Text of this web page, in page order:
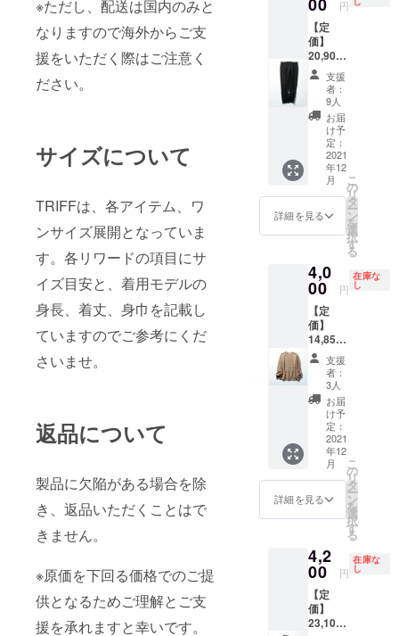
※ただし、配送は国内のみと
なりますので海外からご支
援をいただく際はご注意く
ださい。
サイズについて
TRIFFは、各アイテム、ワ
ンサイズ展開となっていま
す。各リワードの項目にサ
イズ目安と、着用モデルの
身長、着丈、身巾を記載し
ていますのでご参考にくだ
さいませ。
返品について
製品に欠陥がある場合を除
き、返品いただくことはで
きません。
※原価を下回る価格でのご提
供となるためご理解とご支
援を承れますと幸いです。
あるカ
ラーが
特徴。
薄手な
ので、
コート
やジャ
ケット
のイン
ナーと
しても
都合よ
く、長
いシー
しめ
る。シ
ほど、
こだわ
りを
持って
選びた
いとい
う方
に。
沢な気
持ちに
包まれ
る」、
そんな
表現が
似合う
ハイ
ゲージ
ニッ
ト。目
の詰
まった
生地な
らでは
深みの
あるカ
ラーが
特徴。
薄手な
ので、
コート
やジャ
ケット
のイン
ナーと
しても
都合よ
く、長
いシー
しめ
る。シ
ほど、
こだわ
りを
持って
選びた
いとい
パカ
35％、
ウール
32％、
ナイロ
27％、
ポリウ
レタン
6％ ・
生産国
MADE
CHINA
・モデ
「"それ
貸し
て”と言
われる
ニッ
ト」を
テーマ
に、男
女で
シェア
できる
絶妙な
シル
エット
を目指
した一
枚。上
惜しみ
なく使
用し、
適度な
厚みが
ありな
円
【定
価】
20,900
円（税
込）
【アイ
テム説
明】 ・
サイズ
M：ウ
エス
ト:85c
m ヒッ
プ:108c
m 股
上:24.5
下:72.5
cm ・素
材 表
地：ポ
リエス
テル
75％
レーヨ
ン25％
裏地：
ポリエ
ステル
100％
・生産
MADE
IN
M181c
m 「ど
んな
シーン
にも
フィッ
支援
者：
9人
お届
け予
定：
2021
年12
月
詳細を見る
こ
の
リ
タ
ー
ン
を
選
択
す
る
4,0
00 円
在庫な
し
【定
価】
14,850
円（税
込）
【アイ
テム説
明】 ・
サイズ
フリー
サイズ
丈:67c
m 身
巾:50c
m 裄
cm ・素
材 アル
パカ
35％、
ウール
32％、
支援
者：
3人
お届
け予
定：
2021
年12
月
詳細を見る
こ
の
リ
タ
ー
ン
を
選
択
す
る
4,2
00 円
在庫な
し
【定
価】
23,100